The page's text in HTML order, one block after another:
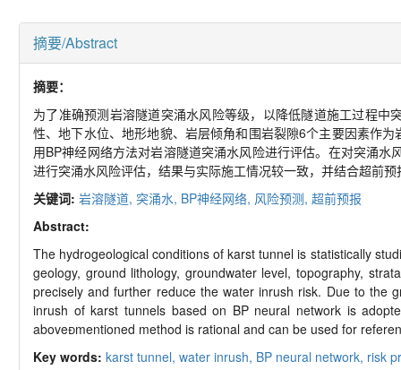
摘要/Abstract
摘要：
为了准确预测岩溶隧道突涌水风险等级，以降低隧道施工过程
性、地下水位、地形地貌、岩层倾角和围岩裂隙6个主要因素作
用BP神经网络方法对岩溶隧道突涌水风险进行评估。在对突涌
进行突涌水风险评估，结果与实际施工情况较一致，并结合超前
关键词: 岩溶隧道, 突涌水, BP神经网络, 风险预测, 超前预报
Abstract:
The hydrogeological conditions of karst tunnel is statistically
geology, ground lithology, groundwater level, topography,
precisely and further reduce the water inrush risk. Due to the
inrush of karst tunnels based on BP neural network is
abovementioned method is rational and can be used for
Key words: karst tunnel, water inrush, BP neural network, risk